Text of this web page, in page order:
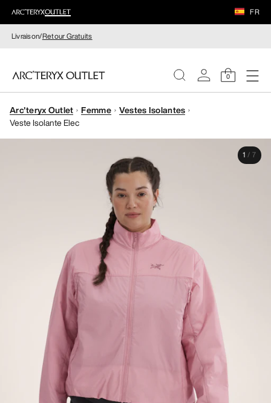
FR
Livraison/Retour Gratuits
0
FEMME
Arc'teryx Outlet Femme
Vestes Isolantes
Veste Isolante Elec
1 / 7